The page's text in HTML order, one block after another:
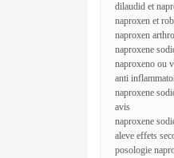
dilaudid et
naproxen et
naproxen
naproxene
naproxeno ou
anti
naproxene
avis
naproxene
aleve effets
posologie